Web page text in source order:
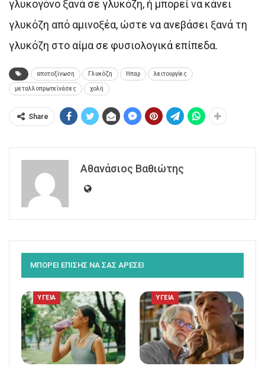
γλυκογόνο ξανά σε γλυκόζη, ή μπορεί να κάνει
γλυκόζη από αμινοξέα, ώστε να ανεβάσει ξανά τη
γλυκόζη στο αίμα σε φυσιολογικά επίπεδα.
αποτοξίνωση Γλυκόζη Ηπαρ λειτουργίες
μεταλλοπρωτεϊνάσες χολή
Share
Αθανάσιος Βαθιώτης
ΜΠΟΡΕΙ ΕΠΙΣΗΣ ΝΑ ΣΑΣ ΑΡΕΣΕΙ
ΥΓΕΙΑ ΥΓΕΙΑ